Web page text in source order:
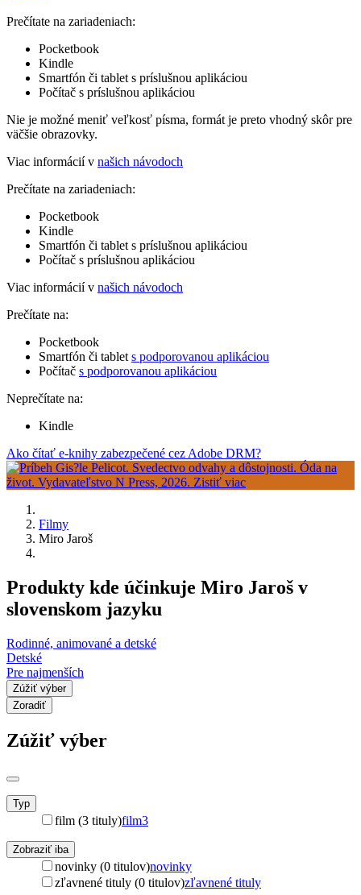
Prečítate na zariadeniach:
Pocketbook
Kindle
Smartfón či tablet s príslušnou aplikáciou
Počítač s príslušnou aplikáciou
Nie je možné meniť veľkosť písma, formát je preto vhodný skôr pre
väčšie obrazovky.
Viac informácií v našich návodoch
Prečítate na zariadeniach:
Pocketbook
Kindle
Smartfón či tablet s príslušnou aplikáciou
Počítač s príslušnou aplikáciou
Viac informácií v našich návodoch
Prečítate na:
Pocketbook
Smartfón či tablet s podporovanou aplikáciou
Počítač s podporovanou aplikáciou
Neprečítate na:
Kindle
Ako čítať e-knihy zabezpečené cez Adobe DRM?
Filmy
Miro Jaroš
Produkty kde účinkuje Miro Jaroš v
slovenskom jazyku
Rodinné, animované a detské
Detské
Pre najmenších
Zúžiť výber
Zoradiť
Zúžiť výber
Typ
film (3 tituly)film3
Zobraziť iba
novinky (0 titulov)novinky
zľavnené tituly (0 titulov)zľavnené tituly